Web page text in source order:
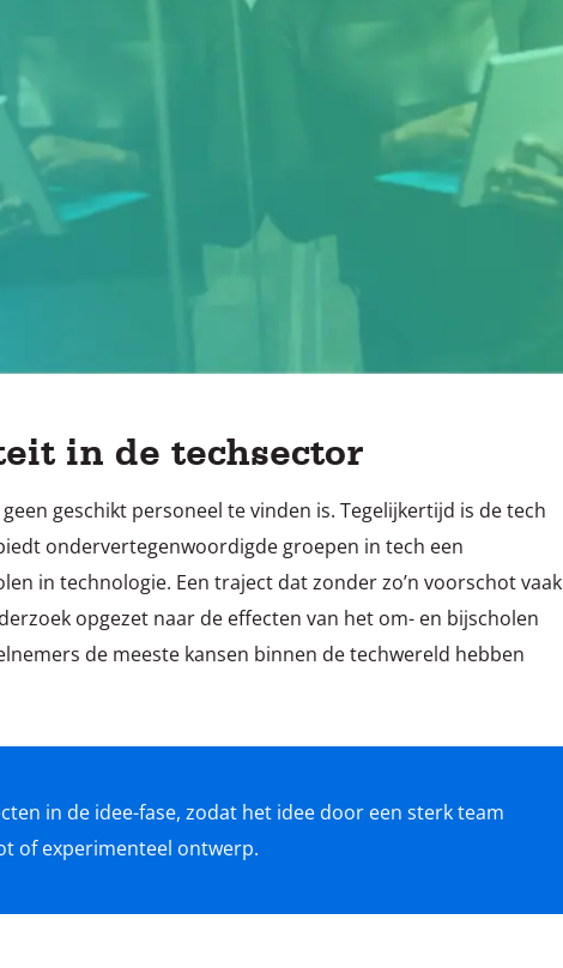
in de techsector
geschikt personeel te vinden is. Tegelijkertijd is de tech
ondervertegenwoordigde groepen in tech een
in technologie. Een traject dat zonder zo’n voorschot vaak
opgezet naar de effecten van het om- en bijscholen
de meeste kansen binnen de techwereld hebben
in de idee-fase, zodat het idee door een sterk team
of experimenteel ontwerp.